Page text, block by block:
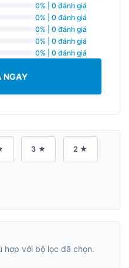
0% | 0 đánh giá
0% | 0 đánh giá
0% | 0 đánh giá
0% | 0 đánh giá
0% | 0 đánh giá
NGAY
3 ★ 2 ★
hợp với bộ lọc đã chọn.